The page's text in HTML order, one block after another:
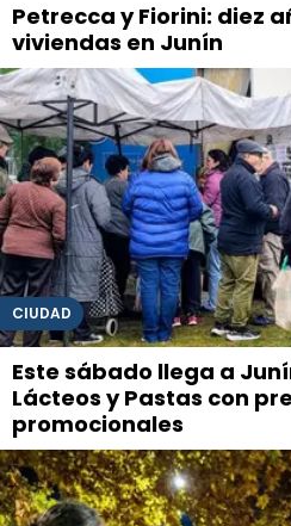
Petrecca y Fiorini: diez
viviendas en Junín
CIUDAD
Este sábado llega a
Lácteos y Pastas con
promocionales